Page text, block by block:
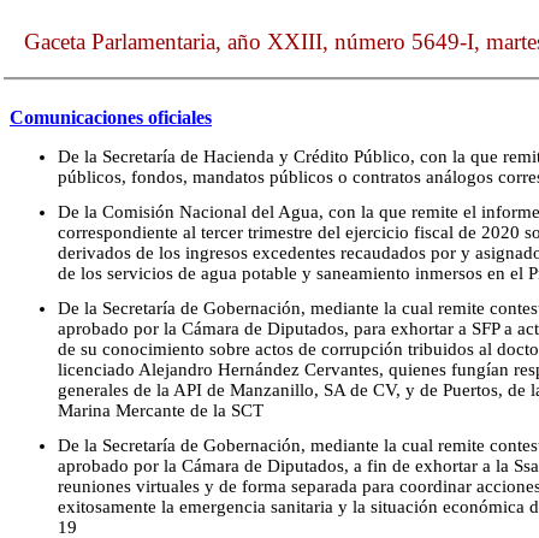
Gaceta Parlamentaria, año XXIII, número 5649-I,
Comunicaciones oficiales
De la Secretaría de Hacienda y Crédito Público, con la que
públicos, fondos, mandatos públicos o contratos análogos
De la Comisión Nacional del Agua, con la que remite el
correspondiente al tercer trimestre del ejercicio fiscal de 2020
derivados de los ingresos excedentes recaudados por y
de los servicios de agua potable y saneamiento inmersos en el
De la Secretaría de Gobernación, mediante la cual remite
aprobado por la Cámara de Diputados, para exhortar a SFP a
de su conocimiento sobre actos de corrupción tribuidos al
licenciado Alejandro Hernández Cervantes, quienes fungían
generales de la API de Manzanillo, SA de CV, y de Puertos, de
Marina Mercante de la SCT
De la Secretaría de Gobernación, mediante la cual remite
aprobado por la Cámara de Diputados, a fin de exhortar a la
reuniones virtuales y de forma separada para coordinar
exitosamente la emergencia sanitaria y la situación económica
19